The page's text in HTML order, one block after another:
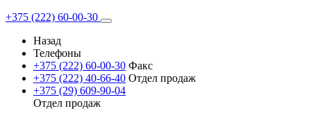
+375 (222) 60-00-30
Назад
Телефоны
+375 (222) 60-00-30 Факс
+375 (222) 40-66-40 Отдел продаж
+375 (29) 609-90-04
Отдел продаж